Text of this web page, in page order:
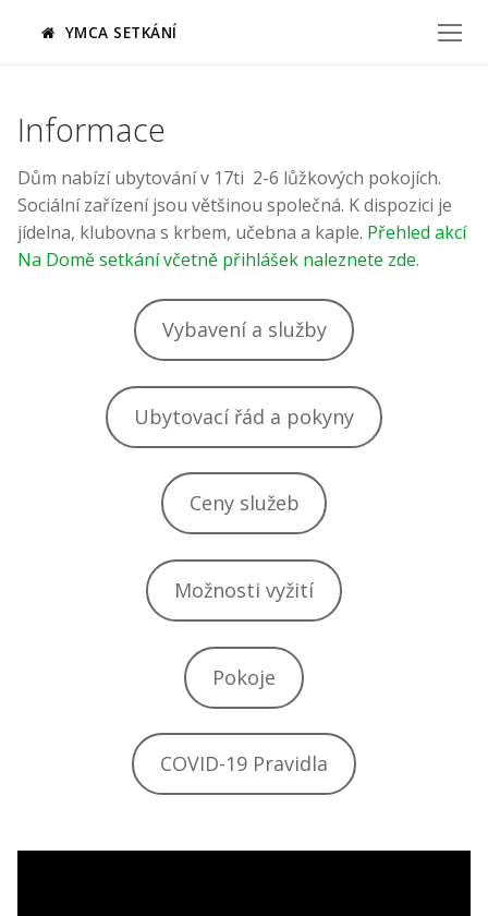
YMCA SETKÁNÍ
Informace
Dům nabízí ubytování v 17ti 2-6 lůžkových pokojích.
Sociální zařízení jsou většinou společná. K dispozici je
jídelna, klubovna s krbem, učebna a kaple. Přehled akcí
Na Domě setkání včetně přihlášek naleznete zde.
Vybavení a služby
Ubytovací řád a pokyny
Ceny služeb
Možnosti vyžití
Pokoje
COVID-19 Pravidla